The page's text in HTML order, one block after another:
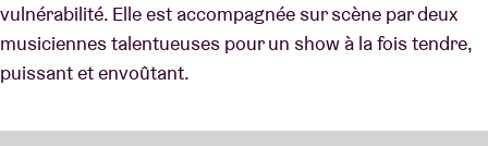
vulnérabilité. Elle est accompagnée sur scène par deux
musiciennes talentueuses pour un show à la fois tendre,
puissant et envoûtant.